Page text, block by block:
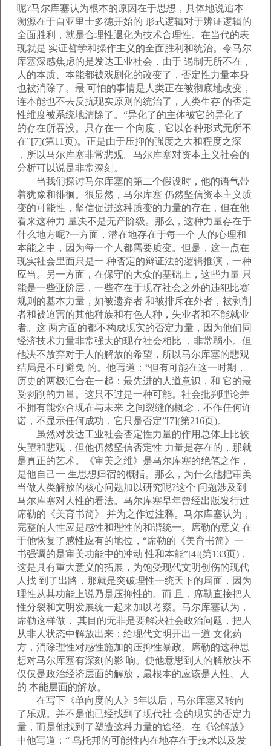
呢?马尔库塞认为根本的原因在于思想，具体地说追本
溯源在于自亚里士多德开始的 形式逻辑对于辨证逻辑的
全面胜利，就是合理性退化为技术合理性。在当代的表
现就是 实证哲学和操作主义的全面胜利和统治。令马尔
库塞深感焦虑的是发达工业社会，由于 遏制无所不在，
人的本质、本能都被戏剧化的改变了，否定性力量本身
也被消除了。最 可怕的事情是人类正在被彻底地改变，
连本能也不去反抗现实原则的统治了，人类生存 的否定
性维度被系统地清除了。“异化了的主体被它的异化了
的存在所吞没。只存在一 个向度，它以各种形式无所不
在”[7](第11页)。正是由于压抑的强度之大和程度之深
，所以马尔库塞非常悲观。马尔库塞对资本主义社会的
分析可以说是非常深刻。
当我们探讨马尔库塞的第二个假设时，他的语气带
着犹豫和徘徊。很显然，马尔库塞 仍然坚信资本主义质
变的可能性，坚信促进这种质变的力量的存在，但在他
看来这种力 量决不是无产阶级。那么，这种力量存在于
什么地方呢?一方面，潜在地存在于每一个 人的心理和
本能之中，因为每一个人都需要质变。但是，这一点在
现实社会里面只是一 种否定的辩证法的逻辑推演，一种
应当。另一方面，在保守的大众的基础上，这些力量 只
能是一些亚阶层，一些存在于现存社会之外的违犯比赛
规则的基本力量，如被遗弃者 和被排斥在外者，被剥削
者和被迫害的其他种族和有色人种，失业者和不能就业
者。这 两方面的都不构成现实的否定力量，因为他们同
经济技术力量非常强大的现存社会相比 ，非常弱小。但
他决不放弃对于人的解放的希望，所以马尔库塞的悲观
结局是不可避免 的。他写道：“但有可能在这一时期，
历史的两极汇合在一起：最先进的人道意识，和 它的最
受剥削的力量。这只不过是一种可能。社会批判理论并
不拥有能弥合现在与未来 之间裂缝的概念，不作任何许
诺，不显示任何成功，它只是否定”[7](第216页)。
虽然对发达工业社会否定性力量的作用总体上比较
失望和悲观，但他仍然坚信否定性 力量是存在的，那就
是真正的艺术。《审美之维》是马尔库塞的绝笔之作，
是他自己一 生思想归宿的概括。那么，为什么他把审美
当做人类解放的核心问题加以研究呢?这个 问题涉及到
马尔库塞对人性的看法。马尔库塞早年曾经出版发行过
席勒的《美育书简》 并为之作过注释。马尔库塞认为，
完整的人性应是感性和理性的和谐统一。席勒的意义 在
于他恢复了感性应有的地位，“席勒的《美育书简》一
书强调的是审美功能中的冲动 性和本能”[4](第133页)，
这是具有重大意义的拓展，为饱受现代文明创伤的现代
人找 到了出路，那就是突破理性一统天下的局面，因为
理性从其功能上说乃是压抑性的。而 且，席勒直接把人
性分裂和文明发展统一起来加以考察。马尔库塞认为，
席勒这样做， 其目的无非是要解决社会政治问题，把人
从非人状态中解放出来；给现代文明开出一道 文化药
方，消除理性对感性施加的压抑性暴政。席勒的这种思
想对马尔库塞有深刻的影 响。使他意思到人的解放决不
仅仅是政治经济层面的解放，最根本的应该是人性、人
的 本能层面的解放。
在写下《单向度的人》5年以后，马尔库塞又转向
了乐观。并不是他已经找到了现代社 会的现实的否定力
量，而是他找到了塑造这种力量的途径。在《论解放》
中他写道：“ 乌托邦的可能性内在地存在于技术以及发